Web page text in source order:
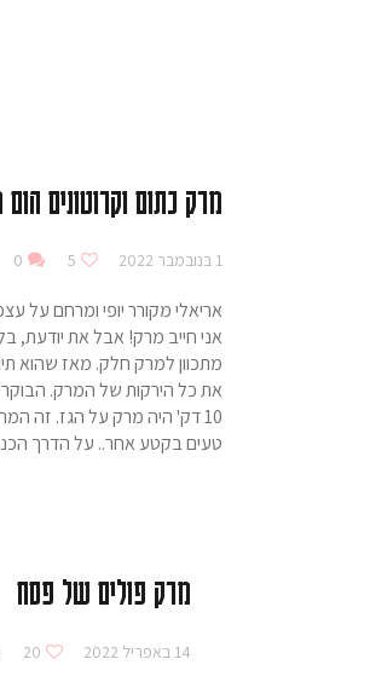
מרק כתום וקרוטונים הום
1 בנובמבר 2022 5
0
אריאלי מקורר יופי ומרחם על
אני חייב מרק! אבל את יודעת,
מתכוון למרק חלק. מאז שהוא
את כל הירקות של המרק. הבוקר
10 דק' היה מרק על הגז. זה
טעים בקטע אחר.. על הדרך
מרק פולים של פסח
14 באפריל 2022 20